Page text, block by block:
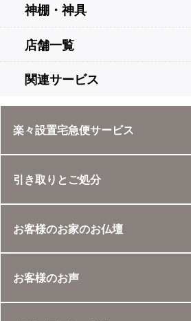
神棚・神具
店舗一覧
関連サービス
楽々設置宅急便サービス
引き取りとご処分
お客様のお家のお仏壇
お客様のお声